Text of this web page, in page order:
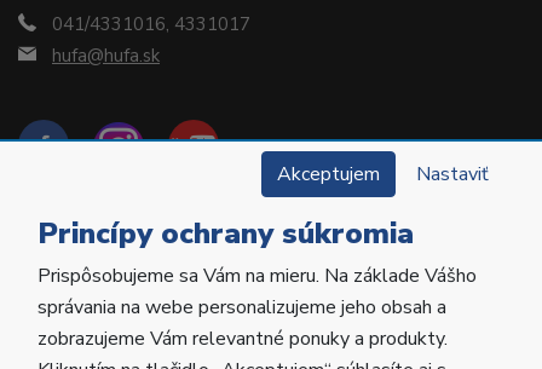
041/4331016, 4331017
hufa@hufa.sk
Copyright © 2022 Hu-Fa Dental a.s. Všetky práva
vyhradené.
Akceptujem Nastaviť
Princípy ochrany súkromia
Prispôsobujeme sa Vám na mieru. Na základe Vášho
správania na webe personalizujeme jeho obsah a
zobrazujeme Vám relevantné ponuky a produkty.